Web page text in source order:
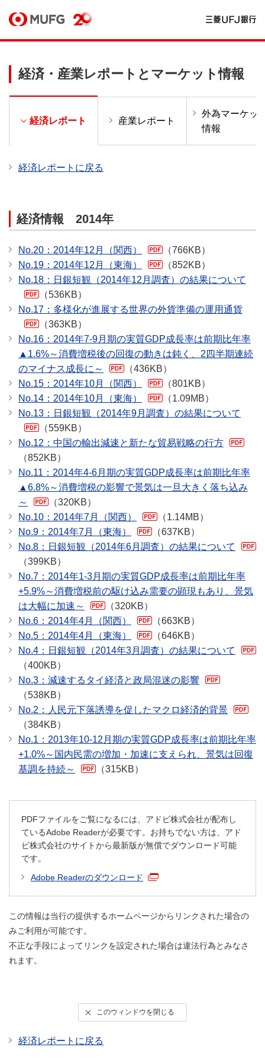
経済・産業レポートとマーケット情報
経済レポート 産業レポート
外為マーケッ
情報
経済レポートに戻る
経済情報 2014年
No.20：2014年12月（関西）
（766KB）
No.19：2014年12月（東海）
（852KB）
No.18：日銀短観（2014年12月調査）の結果について
（536KB）
No.17：多様化が進展する世界の外貨準備の運用通貨
（363KB）
No.16：2014年7-9月期の実質GDP成長率は前期比年率
▲1.6%～消費増税後の回復の動きは鈍く、2四半期連続
のマイナス成長に～
（436KB）
No.15：2014年10月（関西）
（801KB）
No.14：2014年10月（東海）
（1.09MB）
No.13：日銀短観（2014年9月調査）の結果について
（559KB）
No.12：中国の輸出減速と新たな貿易戦略の行方
（852KB）
No.11：2014年4-6月期の実質GDP成長率は前期比年率
▲6.8%～消費増税の影響で景気は一旦大きく落ち込み
～
（320KB）
No.10：2014年7月（関西）
（1.14MB）
No.9：2014年7月（東海）
（637KB）
No.8：日銀短観（2014年6月調査）の結果について
（399KB）
No.7：2014年1-3月期の実質GDP成長率は前期比年率
+5.9%～消費増税前の駆け込み需要の顕現もあり、景気
は大幅に加速～
（320KB）
No.6：2014年4月（関西）
（663KB）
No.5：2014年4月（東海）
（646KB）
No.4：日銀短観（2014年3月調査）の結果について
（400KB）
No.3：減速するタイ経済と政局混迷の影響
（538KB）
No.2：人民元下落誘導を促したマクロ経済的背景
（384KB）
No.1：2013年10-12月期の実質GDP成長率は前期比年率
+1.0%～国内民需の増加・加速に支えられ、景気は回復
基調を持続～
（315KB）
PDFファイルをご覧になるには、アドビ株式会社が配布し
ているAdobe Readerが必要です。お持ちでない方は、アド
ビ株式会社のサイトから最新版が無償でダウンロード可能
です。
Adobe Readerのダウンロード
この情報は当行の提供するホームページからリンクされた場合の
みご利用が可能です。
不正な手段によってリンクを設定された場合は違法行為とみなさ
れます。
このウィンドウを閉じる
経済レポートに戻る